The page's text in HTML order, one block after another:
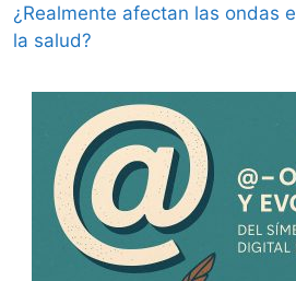
¿Realmente afectan las ondas
la salud?